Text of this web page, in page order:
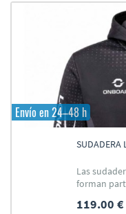
Envío en 24–48 h
SUDADERA
Las
forman
119.00 €